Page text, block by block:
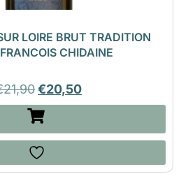
LOIRE BRUT TRADITION
CHIDAINE
21,90€20,50